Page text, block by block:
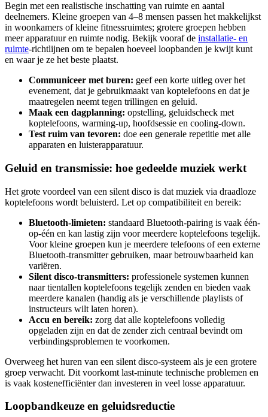
Begin met een realistische inschatting van ruimte en aantal
deelnemers. Kleine groepen van 4–8 mensen passen het makkelijkst
in woonkamers of kleine fitnessruimtes; grotere groepen hebben
meer apparatuur en ruimte nodig. Bekijk vooraf de installatie- en
ruimte-richtlijnen om te bepalen hoeveel loopbanden je kwijt kunt
en waar je ze het beste plaatst.
Communiceer met buren: geef een korte uitleg over het
evenement, dat je gebruikmaakt van koptelefoons en dat je
maatregelen neemt tegen trillingen en geluid.
Maak een dagplanning: opstelling, geluidscheck met
koptelefoons, warming-up, hoofdsessie en cooling-down.
Test ruim van tevoren: doe een generale repetitie met alle
apparaten en luisterapparatuur.
Geluid en transmissie: hoe gedeelde muziek werkt
Het grote voordeel van een silent disco is dat muziek via draadloze
koptelefoons wordt beluisterd. Let op compatibiliteit en bereik:
Bluetooth-limieten: standaard Bluetooth-pairing is vaak één-
op-één en kan lastig zijn voor meerdere koptelefoons tegelijk.
Voor kleine groepen kun je meerdere telefoons of een externe
Bluetooth-transmitter gebruiken, maar betrouwbaarheid kan
variëren.
Silent disco-transmitters: professionele systemen kunnen
naar tientallen koptelefoons tegelijk zenden en bieden vaak
meerdere kanalen (handig als je verschillende playlists of
instructeurs wilt laten horen).
Accu en bereik: zorg dat alle koptelefoons volledig
opgeladen zijn en dat de zender zich centraal bevindt om
verbindingsproblemen te voorkomen.
Overweeg het huren van een silent disco-systeem als je een grotere
groep verwacht. Dit voorkomt last-minute technische problemen en
is vaak kostenefficiënter dan investeren in veel losse apparatuur.
Loopbandkeuze en geluidsreductie